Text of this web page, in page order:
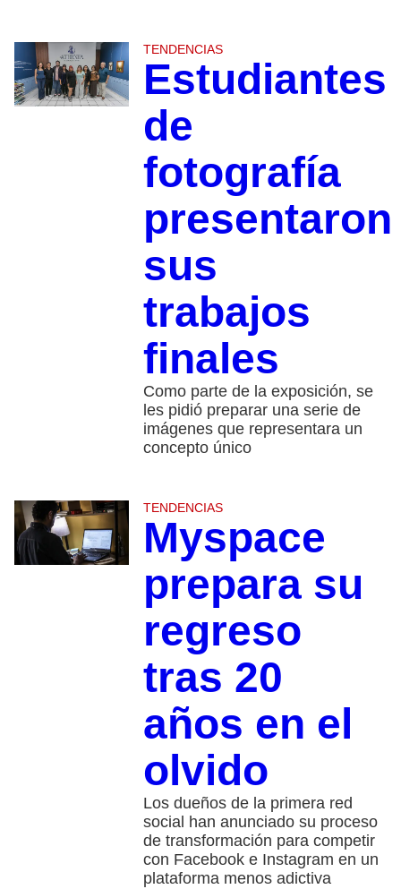
TENDENCIAS
Estudiantes
de
fotografía
presentaron
sus
trabajos
finales
Como parte de la exposición, se
les pidió preparar una serie de
imágenes que representara un
concepto único
TENDENCIAS
Myspace
prepara su
regreso
tras 20
años en el
olvido
Los dueños de la primera red
social han anunciado su proceso
de transformación para competir
con Facebook e Instagram en un
plataforma menos adictiva